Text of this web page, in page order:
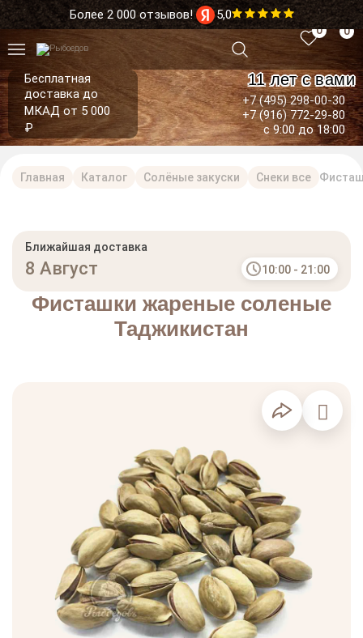
Более 2 000 отзывов! 5,0
Бесплатная
доставка до
МКАД от 5 000
₽
11 лет с вами
+7 (495) 298-00-30
+7 (916) 772-29-80
с 9:00 до 18:00
0 0
Главная Каталог Солёные закуски Снеки все
Фисташки жареные соленые
Таджикистан
Ближайшая доставка
8 Август 10:00 - 21:00